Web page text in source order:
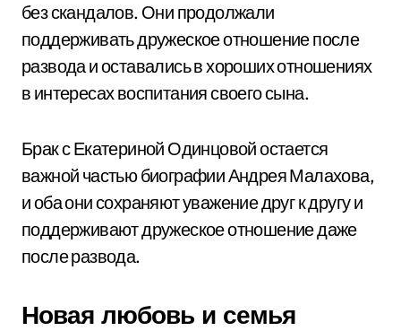
без скандалов. Они продолжали
поддерживать дружеское отношение после
развода и оставались в хороших отношениях
в интересах воспитания своего сына.
Брак с Екатериной Одинцовой остается
важной частью биографии Андрея Малахова,
и оба они сохраняют уважение друг к другу и
поддерживают дружеское отношение даже
после развода.
Новая любовь и семья